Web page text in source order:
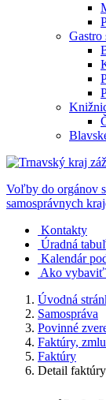
Gastro
Voľby do orgánov
samosprávnych
Kontakty
Úradná
Kalendár
Ako
Úvodná
Samospráva
Povinné
Faktúry,
Faktúry
Detail